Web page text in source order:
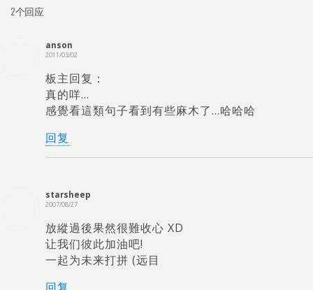
2个回应
anson
2011/03/02
板主回复：
真的咩…
感覺看這類句子看到有些麻木了…哈哈哈
回复
starsheep
2007/08/27
放縱過後果然很難收心 XD
让我们彼此加油吧!
一起为未来打拼 (远目